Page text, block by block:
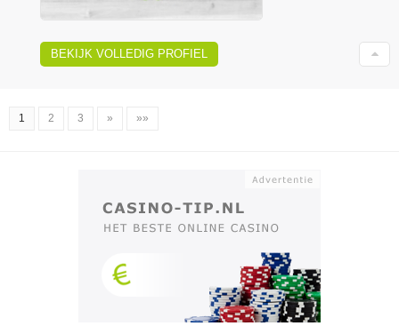
BEKIJK VOLLEDIG PROFIEL
1 2 3 » »»